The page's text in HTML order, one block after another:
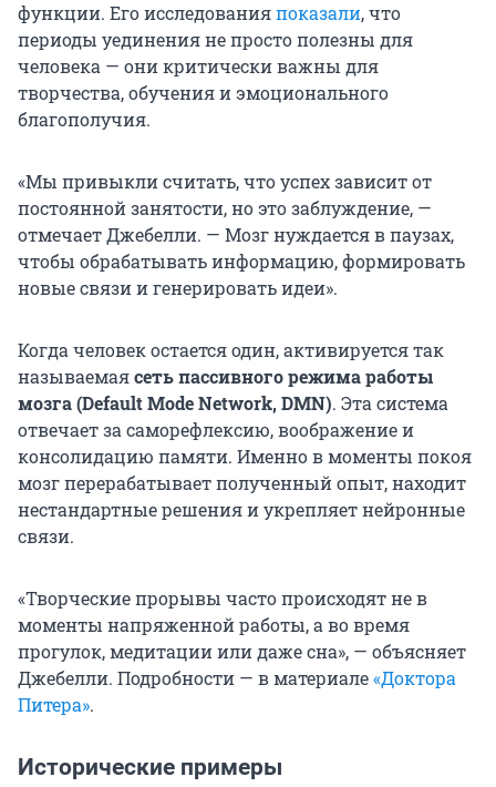
функции. Его исследованияпоказали, что
периоды уединения не просто полезны для
человека — они критически важны для
творчества, обучения и эмоционального
благополучия.
«Мы привыкли считать, что успех зависит от
постоянной занятости, но это заблуждение, —
отмечает Джебелли. — Мозг нуждается в паузах,
чтобы обрабатывать информацию, формировать
новые связи и генерировать идеи».
Когда человек остается один, активируется так
называемаясеть пассивного режима работы
мозга (Default Mode Network, DMN). Эта система
отвечает за саморефлексию, воображение и
консолидацию памяти. Именно в моменты покоя
мозг перерабатывает полученный опыт, находит
нестандартные решения и укрепляет нейронные
связи.
«Творческие прорывы часто происходят не в
моменты напряженной работы, а во время
прогулок, медитации или даже сна», — объясняет
Джебелли. Подробности — в материале«Доктора
Питера».
Исторические примеры